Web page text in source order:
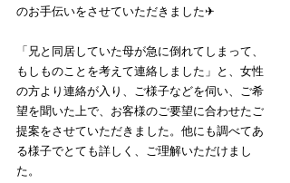
のお手伝いをさせていただきました✈
「兄と同居していた母が急に倒れてしまって、
もしものことを考えて連絡しました」と、女性
の方より連絡が入り、ご様子などを伺い、ご希
望を聞いた上で、お客様のご要望に合わせたご
提案をさせていただきました。他にも調べてあ
る様子でとても詳しく、ご理解いただけまし
た。